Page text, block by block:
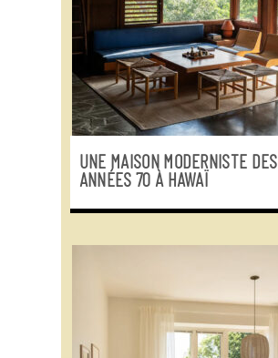
UNE MAISON MODERNISTE DES
ANNÉES 70 À HAWAÏ